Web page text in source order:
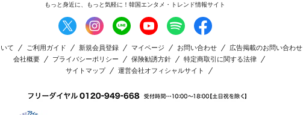
もっと身近に、もっと気軽に！ 韓国エンタメ・トレンド情報サイト
て ご利用ガイド 新規会員登録 マイページ お問い合わせ
広告掲載のお問い合わせ
会社概要
プライバシーポリシー 保険勧誘方針
特定商取引に関する法律
サイトマップ
運営会社オフィシャルサイト